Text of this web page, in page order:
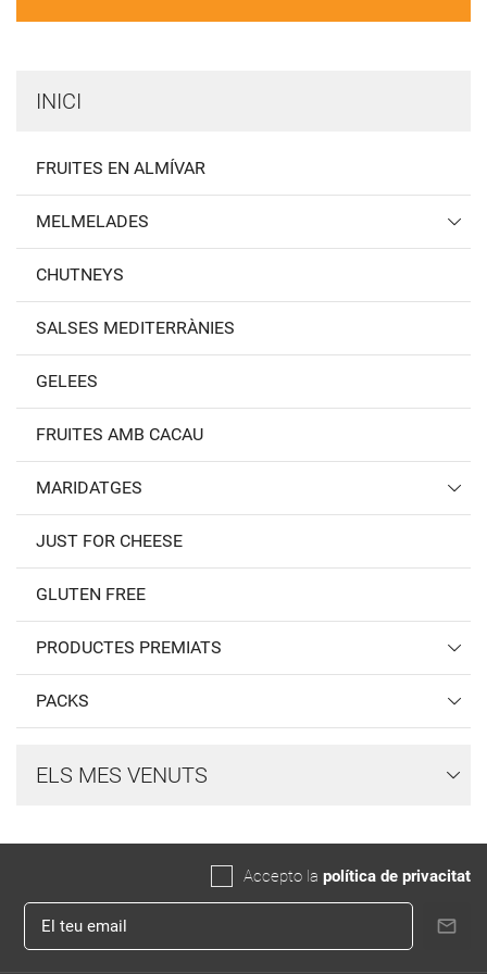
INICI
FRUITES EN ALMÍVAR
MELMELADES
CHUTNEYS
SALSES MEDITERRÀNIES
GELEES
FRUITES AMB CACAU
MARIDATGES
JUST FOR CHEESE
GLUTEN FREE
PRODUCTES PREMIATS
PACKS
ELS MES VENUTS
Accepto la política de privacitat